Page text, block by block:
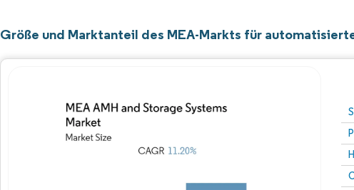
Größe und Marktanteil des MEA-Markts für